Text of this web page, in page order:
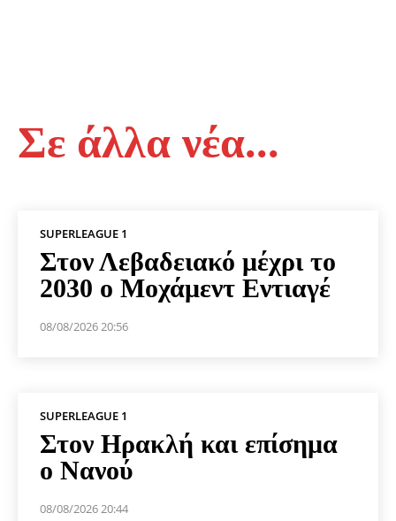
Σε άλλα νέα...
SUPERLEAGUE 1
Στον Λεβαδειακό μέχρι το
2030 ο Μοχάμεντ Εντιαγέ
08/08/2026 20:56
SUPERLEAGUE 1
Στον Ηρακλή και επίσημα
ο Νανού
08/08/2026 20:44